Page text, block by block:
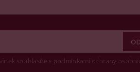
souhlasíte s podmínkami ochrany